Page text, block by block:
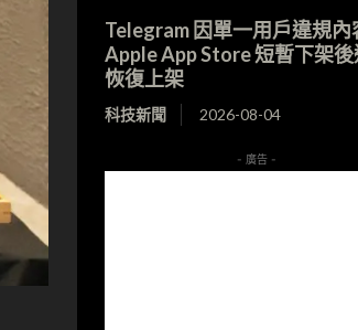
Telegram 因單一用戶違規內
Apple App Store 短暫下架後
恢復上架
科技新聞 2026-08-04
- 廣告 -